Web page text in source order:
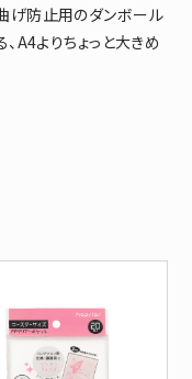
げ防止用のダンボール
A4よりちょっと大きめ